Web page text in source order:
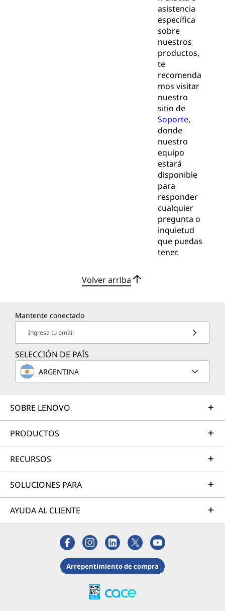
asistencia
específica
sobre
nuestros
productos,
te
recomenda
mos visitar
nuestro
sitio de
Soporte,
donde
nuestro
equipo
estará
disponible
para
responder
cualquier
pregunta o
inquietud
que puedas
tener.
Volver arriba
Mantente conectado
Ingresa tu email
SELECCIÓN DE PAÍS
ARGENTINA
SOBRE LENOVO
PRODUCTOS
RECURSOS
SOLUCIONES PARA
AYUDA AL CLIENTE
Arrepentimiento de compra